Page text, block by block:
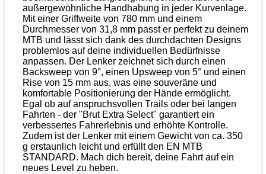
außergewöhnliche Handhabung in jeder Kurvenlage.
Mit einer Griffweite von 780 mm und einem
Durchmesser von 31,8 mm passt er perfekt zu deinem
MTB und lässt sich dank des durchdachten Designs
problemlos auf deine individuellen Bedürfnisse
anpassen. Der Lenker zeichnet sich durch einen
Backsweep von 9°, einen Upsweep von 5° und einen
Rise von 15 mm aus, was eine souveräne und
komfortable Positionierung der Hände ermöglicht.
Egal ob auf anspruchsvollen Trails oder bei langen
Fahrten - der "Brut Extra Select" garantiert ein
verbessertes Fahrerlebnis und erhöhte Kontrolle.
Zudem ist der Lenker mit einem Gewicht von ca. 350
g erstaunlich leicht und erfüllt den EN MTB
STANDARD. Mach dich bereit, deine Fahrt auf ein
neues Level zu heben.